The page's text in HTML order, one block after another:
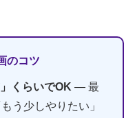
のコツ
くらいでOK — 最
う少しやりたい」